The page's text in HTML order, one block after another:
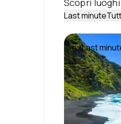
Last minute
Last